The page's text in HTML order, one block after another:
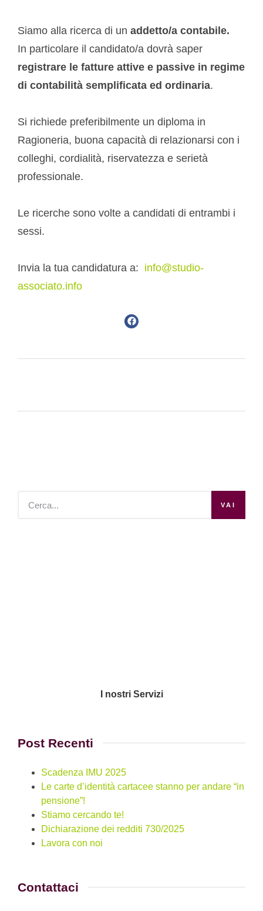
VAI
I nostri Servizi
Post Recenti
Scadenza IMU 2025
Le carte d’identità cartacee stanno per andare “in
pensione”!
Stiamo cercando te!
Dichiarazione dei redditi 730/2025
Lavora con noi
Contattaci
Siamo alla ricerca di un addetto/a contabile.
In particolare il candidato/a dovrà saper
registrare le fatture attive e passive in regime
di contabilità semplificata ed ordinaria.
Si richiede preferibilmente un diploma in
Ragioneria, buona capacità di relazionarsi con i
colleghi, cordialità, riservatezza e serietà
professionale.
Le ricerche sono volte a candidati di entrambi i
sessi.
Invia la tua candidatura a: info@studio-
associato.info